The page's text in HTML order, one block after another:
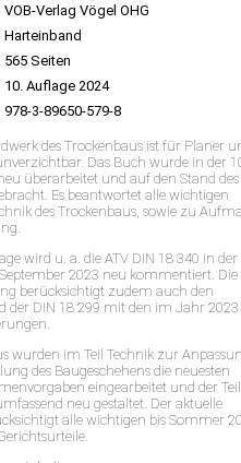
VOB-Verlag Vögel OHG
Harteinband
565 Seiten
10. Auflage 2024
978-3-89650-579-8
des Trockenbaus ist für Planer
Das Buch wurde in der
überarbeitet und auf den Stand des
Es beantwortet alle wichtigen
des Trockenbaus, sowie zu
wird u. a. die ATV DIN 18 340 in der
2023 neu kommentiert. Die
berücksichtigt zudem auch den
der DIN 18 299 mit den im Jahr 2023
wurden im Teil Technik zur
des Baugeschehens die neuesten
eingearbeitet und der Teil
neu gestaltet. Der aktuelle
alle wichtigen bis Sommer